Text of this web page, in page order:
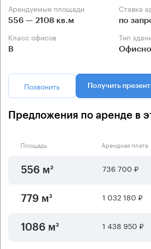
Арендуемые площади
556 — 2108 кв.м
Ставка
по
Класс офисов
B
Тип
Позвонить Получить
Предложения по аренде в
Площадь Арендная плата
556 м² 736 700 ₽
779 м² 1 032 180 ₽
1086 м² 1 438 950 ₽